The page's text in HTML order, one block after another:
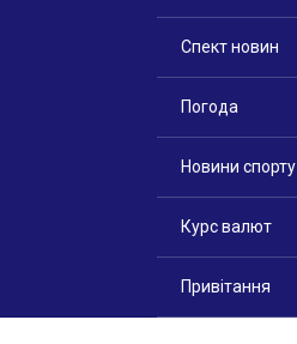
Спект новин
Погода
Новини спорту
Курс валют
Привітання